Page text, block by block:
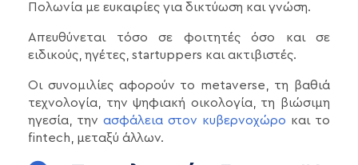
Πολωνία με ευκαιρίες για δικτύωση και γνώση.
Απευθύνεται τόσο σε φοιτητές όσο και σε
ειδικούς, ηγέτες, startuppers και ακτιβιστές.
Οι συνομιλίες αφορούν το metaverse, τη βαθιά
τεχνολογία, την ψηφιακή οικολογία, τη βιώσιμη
ηγεσία, την ασφάλεια στον κυβερνοχώρο και το
fintech, μεταξύ άλλων.